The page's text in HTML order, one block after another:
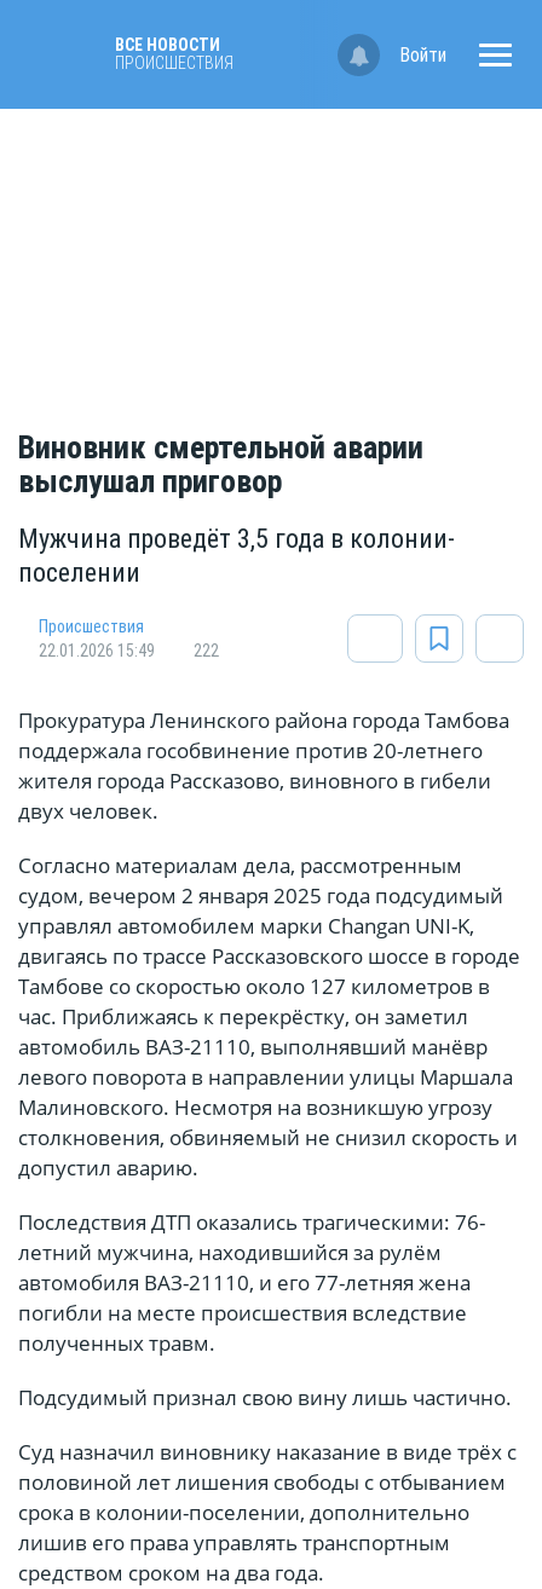
ВСЕ НОВОСТИ
ПРОИСШЕСТВИЯ
Войти
Виновник смертельной аварии
выслушал приговор
Мужчина проведёт 3,5 года в колонии-
поселении
Происшествия
22.01.2026 15:49
222
Прокуратура Ленинского района города Тамбова
поддержала гособвинение против 20-летнего
жителя города Рассказово, виновного в гибели
двух человек.
Согласно материалам дела, рассмотренным
судом, вечером 2 января 2025 года подсудимый
управлял автомобилем марки Changan UNI-K,
двигаясь по трассе Рассказовского шоссе в городе
Тамбове со скоростью около 127 километров в
час. Приближаясь к перекрёстку, он заметил
автомобиль ВАЗ-21110, выполнявший манёвр
левого поворота в направлении улицы Маршала
Малиновского. Несмотря на возникшую угрозу
столкновения, обвиняемый не снизил скорость и
допустил аварию.
Последствия ДТП оказались трагическими: 76-
летний мужчина, находившийся за рулём
автомобиля ВАЗ-21110, и его 77-летняя жена
погибли на месте происшествия вследствие
полученных травм.
Подсудимый признал свою вину лишь частично.
Суд назначил виновнику наказание в виде трёх с
половиной лет лишения свободы с отбыванием
срока в колонии-поселении, дополнительно
лишив его права управлять транспортным
средством сроком на два года.